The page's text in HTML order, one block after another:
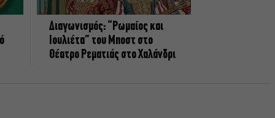
Διαγωνισμός: “Ρωμαίος και
Ιουλιέτα” του Μποστ στο
Θέατρο Ρεματιάς στο Χαλάνδρι